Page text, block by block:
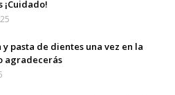
¡Cuidado!
pasta de dientes una vez en la
agradecerás